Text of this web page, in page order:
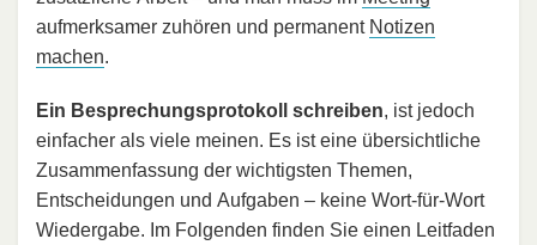
aufmerksamer zuhören und permanent Notizen
machen.
Ein Besprechungsprotokoll schreiben, ist jedoch
einfacher als viele meinen. Es ist eine übersichtliche
Zusammenfassung der wichtigsten Themen,
Entscheidungen und Aufgaben – keine Wort-für-Wort
Wiedergabe. Im Folgenden finden Sie einen Leitfaden